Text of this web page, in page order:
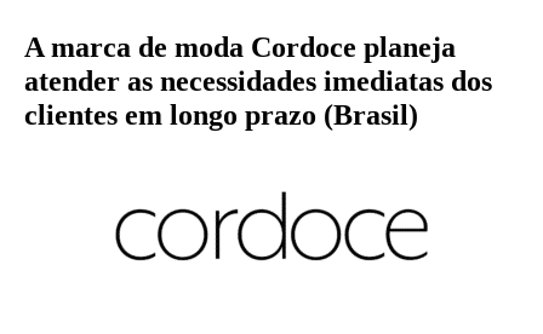
A marca de moda Cordoce planeja
atender as necessidades imediatas dos
clientes em longo prazo (Brasil)